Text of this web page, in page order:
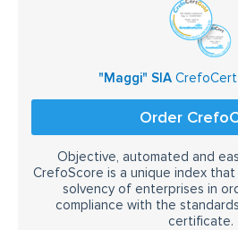
"Maggi" SIACrefoCert
Order
Objective, automated and
CrefoScore is a unique index
solvency of enterprises in
compliance with the
certificate.